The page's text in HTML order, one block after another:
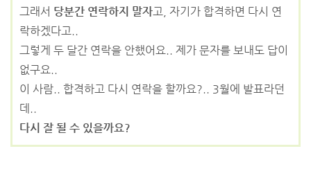
그래서 당분간 연락하지 말자고, 자기가 합격하면 다시 연
락하겠다고..
그렇게 두 달간 연락을 안했어요.. 제가 문자를 보내도 답이
없구요..
이 사람.. 합격하고 다시 연락을 할까요?.. 3월에 발표라던
데..
다시 잘 될 수 있을까요?